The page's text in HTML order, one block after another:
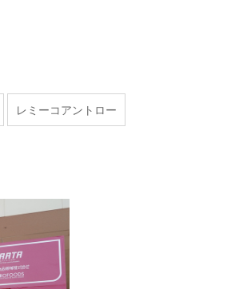
レミーコアントロー